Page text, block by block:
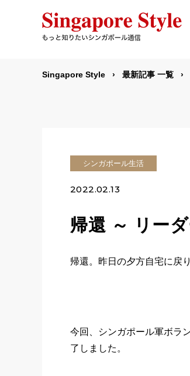
Singapore Style 最新記事 一覧
シンガポール生活
2022.02.13
帰還 ～ リー
帰還。昨日の夕方自宅に戻
今回、シンガポール軍ボラ
了しました。